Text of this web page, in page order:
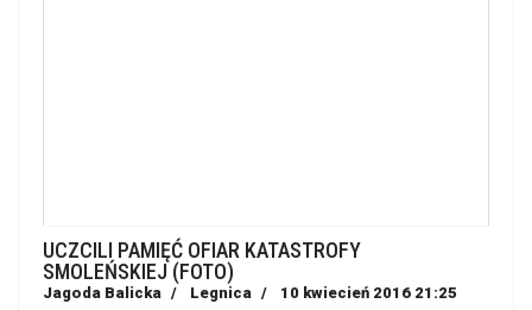
UCZCILI PAMIĘĆ OFIAR KATASTROFY
SMOLEŃSKIEJ (FOTO)
Jagoda Balicka Legnica 10 kwiecień 2016 21:25